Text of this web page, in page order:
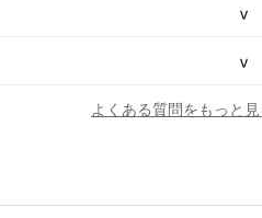
よくある質問をもっと見